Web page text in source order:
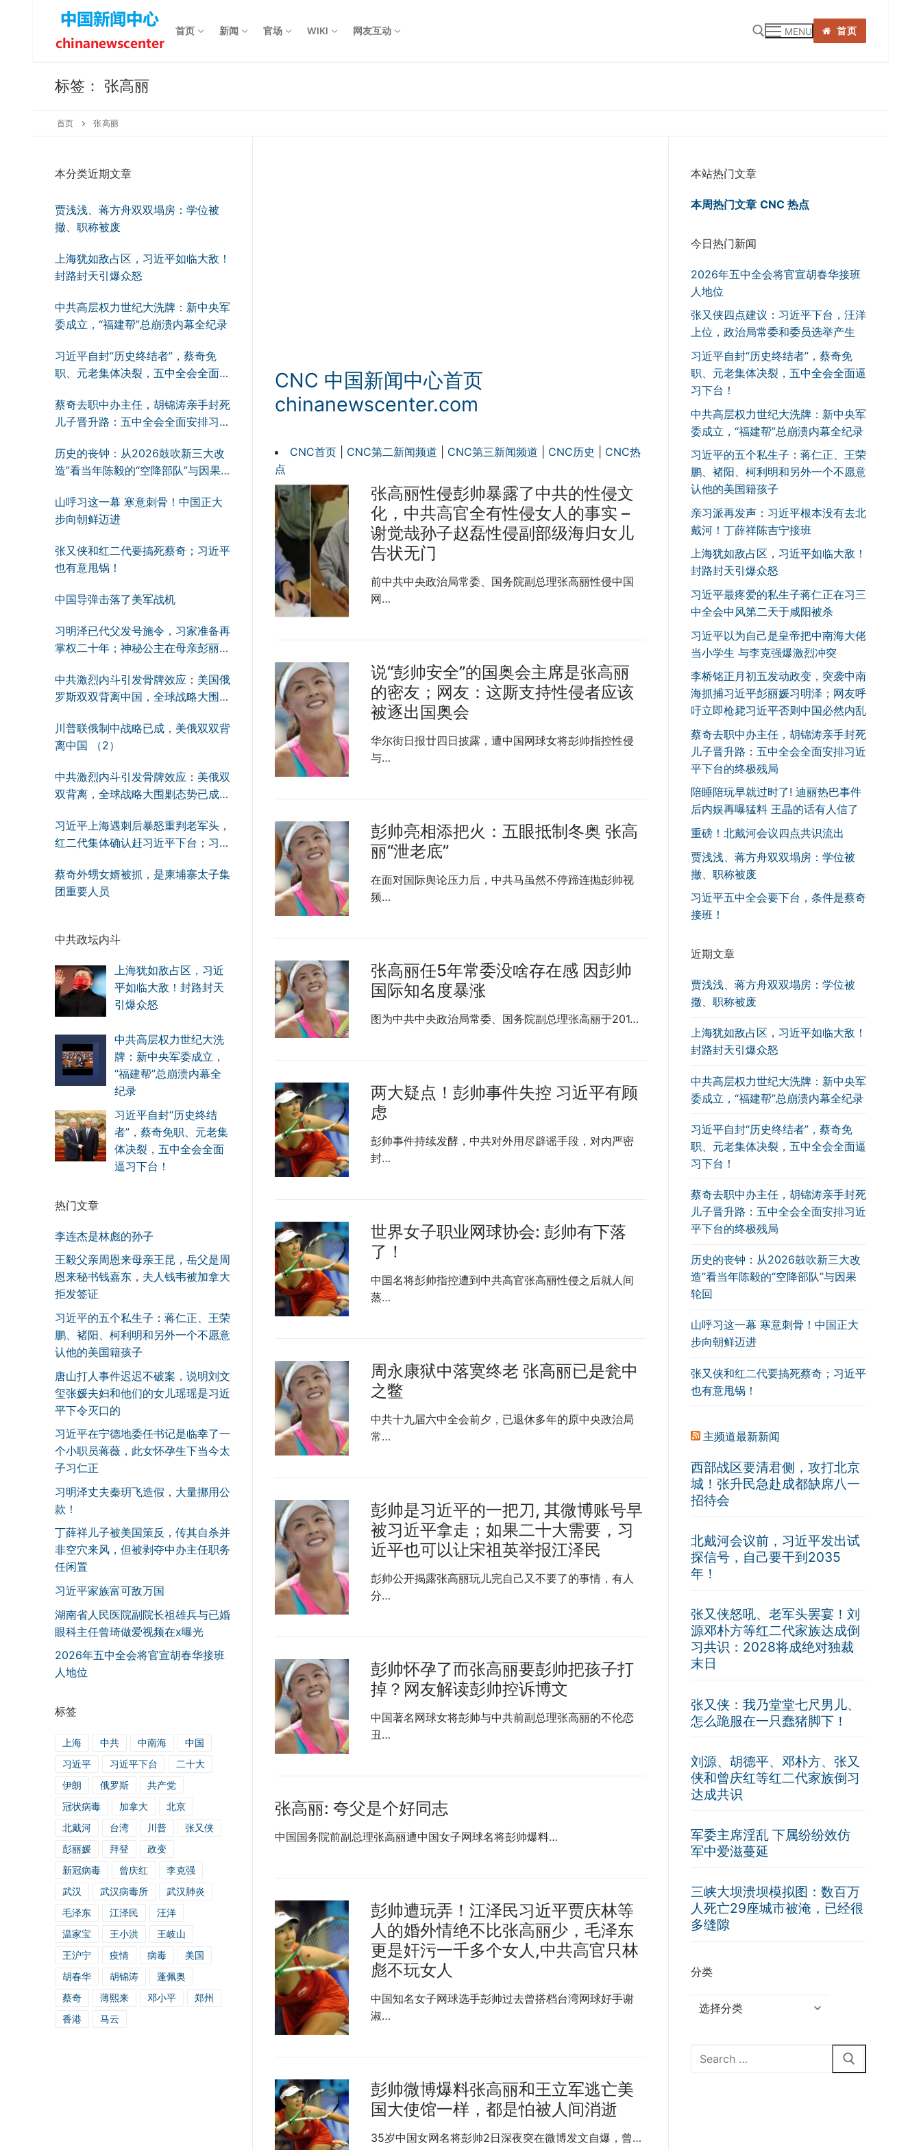
content
首页 新闻 官场 WIKI 网友互动 MENU 首页
标签： 张高丽
首页 张高丽
CNC 中国新闻中心首页
chinanewscenter.com
CNC首页 CNC第二新闻频道 CNC第三新闻频道 CNC历史
CNC热
点
张高丽性侵彭帅暴露了中共的性侵文
化，中共高官全有性侵女人的事实 –
谢觉哉孙子赵磊性侵副部级海归女儿
告状无门
前中共中央政治局常委、国务院副总理张高丽性侵中国
网…
说“彭帅安全”的国奥会主席是张高丽
的密友；网友：这厮支持性侵者应该
被逐出国奥会
华尔街日报廿四日披露，遭中国网球女将彭帅指控性侵
与…
彭帅亮相添把火：五眼抵制冬奥 张高
丽“泄老底”
在面对国际舆论压力后，中共马虽然不停蹄连抛彭帅视
频…
张高丽任5年常委没啥存在感 因彭帅
国际知名度暴涨
图为中共中央政治局常委、国务院副总理张高丽于201…
两大疑点！彭帅事件失控 习近平有顾
虑
彭帅事件持续发酵，中共对外用尽辟谣手段，对内严密
封…
世界女子职业网球协会: 彭帅有下落
了！
中国名将彭帅指控遭到中共高官张高丽性侵之后就人间
蒸…
周永康狱中落寞终老 张高丽已是瓮中
之鳖
中共十九届六中全会前夕，已退休多年的原中央政治局
常…
彭帅是习近平的一把刀, 其微博账号早
被习近平拿走；如果二十大需要，习
近平也可以让宋祖英举报江泽民
彭帅公开揭露张高丽玩儿完自己又不要了的事情，有人
分…
彭帅怀孕了而张高丽要彭帅把孩子打
掉？网友解读彭帅控诉博文
中国著名网球女将彭帅与中共前副总理张高丽的不伦恋
丑…
张高丽: 夸父是个好同志
中国国务院前副总理张高丽遭中国女子网球名将彭帅爆料…
彭帅遭玩弄！江泽民习近平贾庆林等
人的婚外情绝不比张高丽少，毛泽东
更是奸污一千多个女人,中共高官只林
彪不玩女人
中国知名女子网球选手彭帅过去曾搭档台湾网球好手谢
淑…
彭帅微博爆料张高丽和王立军逃亡美
国大使馆一样，都是怕被人间消逝
35岁中国女网名将彭帅2日深夜突在微博发文自爆，曾…
本站热门文章
本周热门文章 CNC 热点
今日热门新闻
2026年五中全会将官宣胡春华接班
人地位
张又侠四点建议：习近平下台，汪洋
上位，政治局常委和委员选举产生
习近平自封“历史终结者”，蔡奇免
职、元老集体决裂，五中全会全面逼
习下台！
中共高层权力世纪大洗牌：新中央军
委成立，“福建帮”总崩溃内幕全纪录
习近平的五个私生子：蒋仁正、王荣
鹏、褚阳、柯利明和另外一个不愿意
认他的美国籍孩子
亲习派再发声：习近平根本没有去北
戴河！丁薛祥陈吉宁接班
上海犹如敌占区，习近平如临大敌！
封路封天引爆众怒
习近平最疼爱的私生子蒋仁正在习三
中全会中风第二天于咸阳被杀
习近平以为自己是皇帝把中南海大佬
当小学生 与李克强爆激烈冲突
李桥铭正月初五发动政变，突袭中南
海抓捕习近平彭丽媛习明泽；网友呼
吁立即枪毙习近平否则中国必然内乱
蔡奇去职中办主任，胡锦涛亲手封死
儿子晋升路：五中全会全面安排习近
平下台的终极残局
陪睡陪玩早就过时了! 迪丽热巴事件
后内娱再曝猛料 王晶的话有人信了
重磅！北戴河会议四点共识流出
贾浅浅、蒋方舟双双塌房：学位被
撤、职称被废
习近平五中全会要下台，条件是蔡奇
接班！
近期文章
贾浅浅、蒋方舟双双塌房：学位被
撤、职称被废
上海犹如敌占区，习近平如临大敌！
封路封天引爆众怒
中共高层权力世纪大洗牌：新中央军
委成立，“福建帮”总崩溃内幕全纪录
习近平自封“历史终结者”，蔡奇免
职、元老集体决裂，五中全会全面逼
习下台！
蔡奇去职中办主任，胡锦涛亲手封死
儿子晋升路：五中全会全面安排习近
平下台的终极残局
历史的丧钟：从2026鼓吹新三大改
造”看当年陈毅的“空降部队”与因果
轮回
山呼习这一幕 寒意刺骨！中国正大
步向朝鲜迈进
张又侠和红二代要搞死蔡奇；习近平
也有意甩锅！
主频道最新新闻
西部战区要清君侧，攻打北京
城！张升民急赴成都缺席八一
招待会
北戴河会议前，习近平发出试
探信号，自己要干到2035
年！
张又侠怒吼、老军头罢宴！刘
源邓朴方等红二代家族达成倒
习共识：2028将成绝对独裁
末日
张又侠：我乃堂堂七尺男儿、
怎么跪服在一只蠢猪脚下！
刘源、胡德平、邓朴方、张又
侠和曾庆红等红二代家族倒习
达成共识
军委主席淫乱 下属纷纷效仿
军中爱滋蔓延
三峡大坝溃坝模拟图：数百万
人死亡29座城市被淹，已经很
多缝隙
分类
分
Search
本分类近期文章
贾浅浅、蒋方舟双双塌房：学位被
撤、职称被废
上海犹如敌占区，习近平如临大敌！
封路封天引爆众怒
中共高层权力世纪大洗牌：新中央军
委成立，“福建帮”总崩溃内幕全纪录
习近平自封“历史终结者”，蔡奇免
职、元老集体决裂，五中全会全面逼
蔡奇去职中办主任，胡锦涛亲手封死
儿子晋升路：五中全会全面安排习近
历史的丧钟：从2026鼓吹新三大改
造”看当年陈毅的“空降部队”与因果
山呼习这一幕 寒意刺骨！中国正大
步向朝鲜迈进
张又侠和红二代要搞死蔡奇；习近平
也有意甩锅！
中国导弹击落了美军战机
习明泽已代父发号施令，习家准备再
掌权二十年；神秘公主在母亲彭丽媛
中共激烈内斗引发骨牌效应：美国俄
罗斯双双背离中国，全球战略大围剿
川普联俄制中战略已成，美俄双双背
离中国 （2）
中共激烈内斗引发骨牌效应：美俄双
双背离，全球战略大围剿态势已成
习近平上海遇刺后暴怒重判老军头，
红二代集体确认赶习近平下台；习近
蔡奇外甥女婿被抓，是柬埔寨太子集
团重要人员
中共政坛内斗
上海犹如敌占区，习近
平如临大敌！封路封天
引爆众怒
中共高层权力世纪大洗
牌：新中央军委成立，
“福建帮”总崩溃内幕全
纪录
习近平自封“历史终结
者”，蔡奇免职、元老集
体决裂，五中全会全面
逼习下台！
热门文章
李连杰是林彪的孙子
王毅父亲周恩来母亲王昆，岳父是周
恩来秘书钱嘉东，夫人钱韦被加拿大
拒发签证
习近平的五个私生子：蒋仁正、王荣
鹏、褚阳、柯利明和另外一个不愿意
认他的美国籍孩子
唐山打人事件迟迟不破案，说明刘文
玺张媛夫妇和他们的女儿瑶瑶是习近
平下令灭口的
习近平在宁德地委任书记是临幸了一
个小职员蒋薇，此女怀孕生下当今太
子习仁正
习明泽丈夫秦玥飞造假，大量挪用公
款！
丁薛祥儿子被美国策反，传其自杀并
非空穴来风，但被剥夺中办主任职务
任闲置
习近平家族富可敌万国
湖南省人民医院副院长祖雄兵与已婚
眼科主任曾琦做爱视频在x曝光
2026年五中全会将官宣胡春华接班
人地位
标签
上海 中共 中南海
中国
习近平
习近平下台
二十大
伊朗
俄罗斯
共产党
冠状病毒
加拿大
北京
北戴河
台湾 川普
张又侠
彭丽媛
拜登
政变
新冠病毒
曾庆红
李克强
武汉
武汉病毒所
武汉肺炎
毛泽东
江泽民
汪洋
温家宝
王小洪
王岐山
王沪宁
疫情 病毒
美国
胡春华
胡锦涛
蓬佩奥
蔡奇
薄熙来 邓小平
郑州
香港
马云